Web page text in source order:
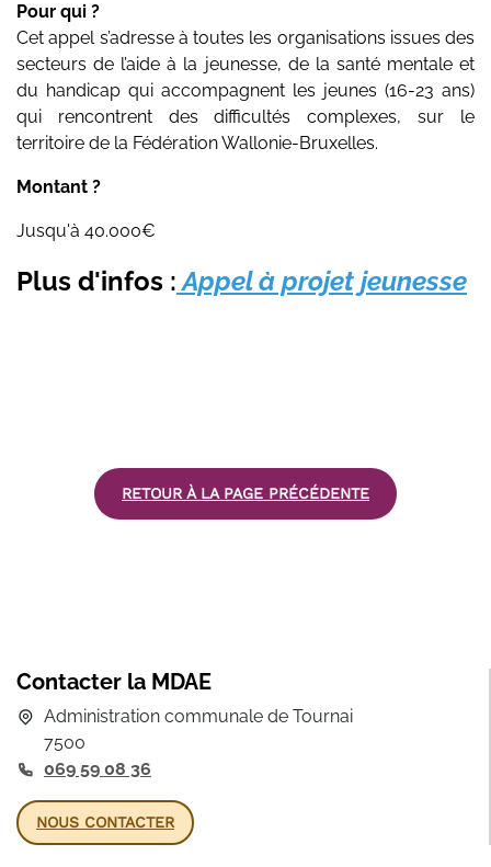
Pour qui ?
Cet appel s’adresse à toutes les organisations issues des
secteurs de l’aide à la jeunesse, de la santé mentale et
du handicap qui accompagnent les jeunes (16-23 ans)
qui rencontrent des difficultés complexes, sur le
territoire de la Fédération Wallonie-Bruxelles.
Montant ?
Jusqu'à 40.000€
Plus d'infos :Appel à projet jeunesse
RETOUR À LA PAGE PRÉCÉDENTE
Contacter la MDAE
Administration communale de Tournai
7500
069 59 08 36
NOUS CONTACTER